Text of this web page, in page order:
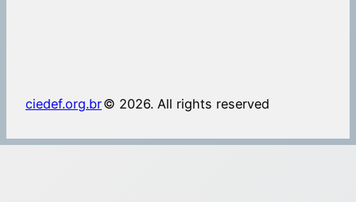
ciedef.org.br© 2026. All rights reserved